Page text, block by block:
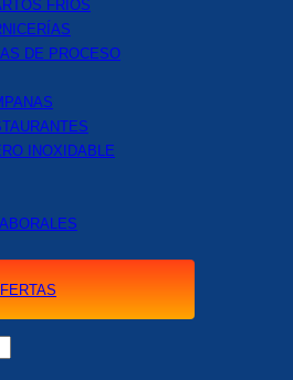
FRÍOS
DE PROCESO
INOXIDABLE